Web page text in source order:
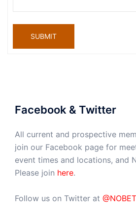
SUBMIT
Facebook & Twitter
All current and prospective
join our Facebook page for
event times and locations, and
Please join here.
Follow us on Twitter at